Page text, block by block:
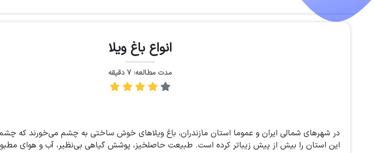
انواع باغ ویلا
مدت مطالعه: 7 دقیقه
در شهرهای شمالی ایران و عموما استان مازندران، باغ ویلاهای خوش ساختی به چشم می‌خورند که
این استان را بیش از پیش زیباتر کرده است. طبیعت حاصلخیز، پوشش گیاهی بی‌نظیر، آب و هوای